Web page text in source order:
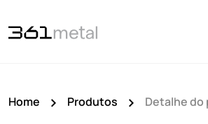
Home Produtos Detalhe